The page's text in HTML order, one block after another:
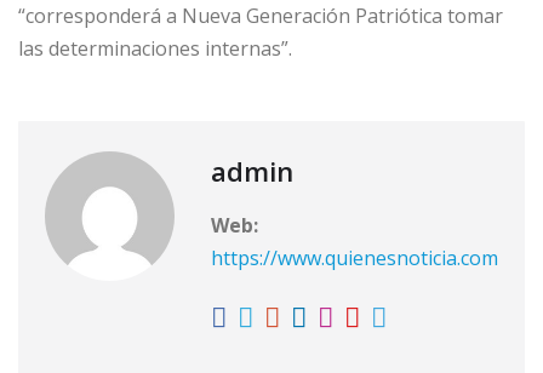
“corresponderá a Nueva Generación Patriótica tomar
las determinaciones internas”.
admin
Web:
https://www.quienesnoticia.com